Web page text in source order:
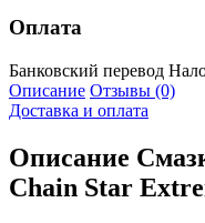
Оплата
Банковский перевод
Описание Отзывы (0)
Доставка и оплата
Описание
Chain Star